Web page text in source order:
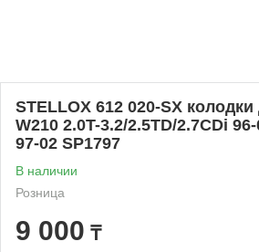
STELLOX 612 020-SX
W210 2.0T-3.2/2.5TD/2.7CDi
97-02 SP1797
В наличии
Розница
9 000 ₸